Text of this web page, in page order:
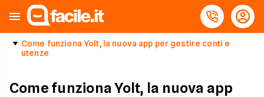
Come funziona Yolt, la nuova app per gestire conti e
utenze
Come funziona Yolt, la nuova app